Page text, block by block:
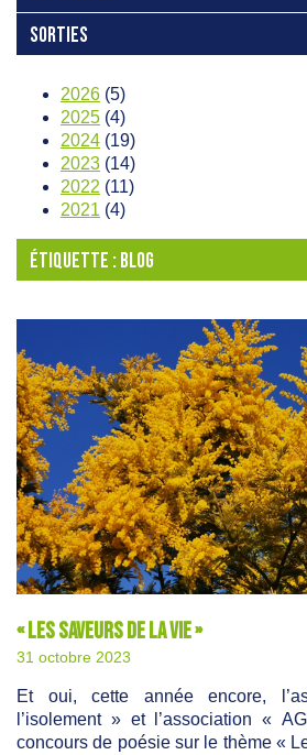
SORTIES
2026 (5)
2025 (4)
2024 (19)
2023 (14)
2022 (11)
2021 (4)
ÉTIQUETTE :BLOG
« Les saveurs de la vie »
31 octobre 2023
Et oui, cette année encore,
l’isolement » et l’association «
concours de poésie sur le thème «